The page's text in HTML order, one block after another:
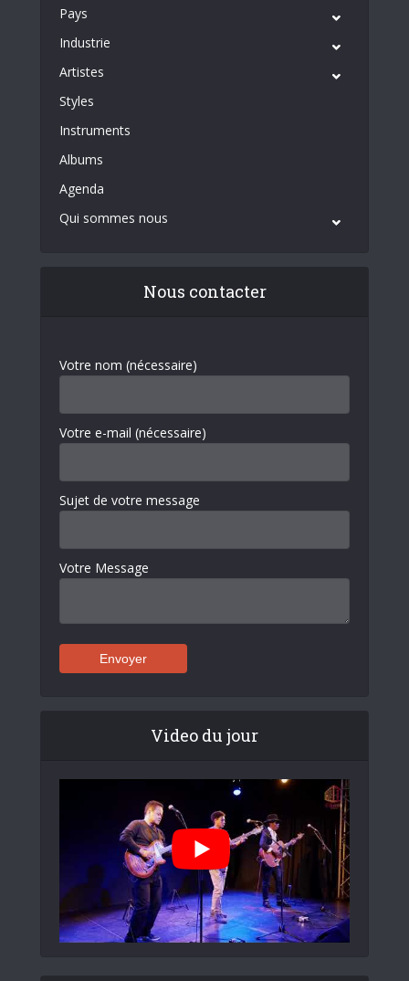
Pays
Industrie
Artistes
Styles
Instruments
Albums
Agenda
Qui sommes nous
Nous contacter
Votre nom (nécessaire)
Votre e-mail (nécessaire)
Sujet de votre message
Votre Message
Video du jour